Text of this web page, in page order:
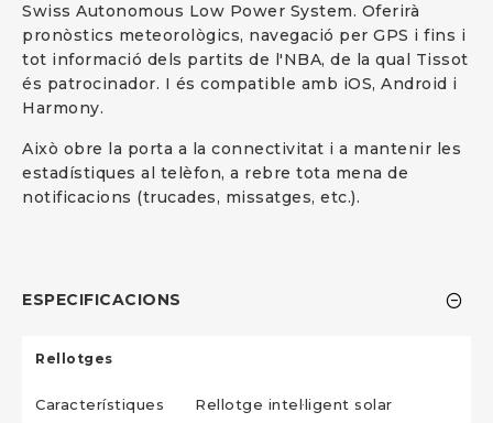
Swiss Autonomous Low Power System. Oferirà
pronòstics meteorològics, navegació per GPS i fins i
tot informació dels partits de l'NBA, de la qual Tissot
és patrocinador. I és compatible amb iOS, Android i
Harmony.
Això obre la porta a la connectivitat i a mantenir les
estadístiques al telèfon, a rebre tota mena de
notificacions (trucades, missatges, etc.).
ESPECIFICACIONS
Rellotges
Característiques Rellotge intel·ligent solar